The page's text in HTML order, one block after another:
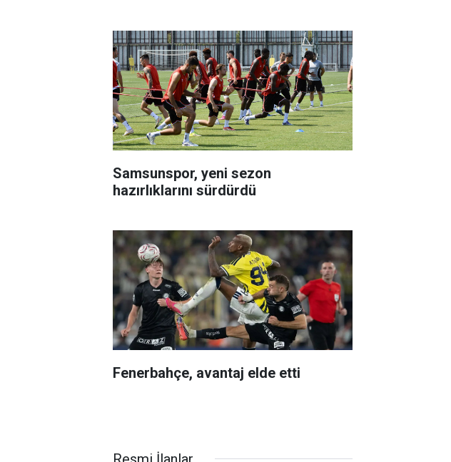
Samsunspor, yeni sezon
hazırlıklarını sürdürdü
Fenerbahçe, avantaj elde etti